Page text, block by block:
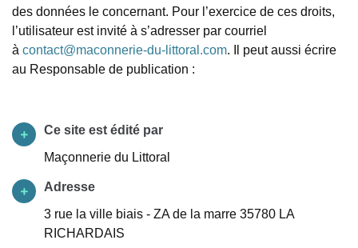
des données le concernant. Pour l’exercice de ces droits,
l’utilisateur est invité à s’adresser par courriel
à contact@maconnerie-du-littoral.com. Il peut aussi écrire
au Responsable de publication :
Ce site est édité par
Maçonnerie du Littoral
Adresse
3 rue la ville biais - ZA de la marre 35780 LA
RICHARDAIS